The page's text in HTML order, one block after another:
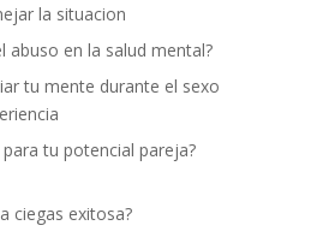
la situacion
abuso en la salud mental?
tu mente durante el sexo
tu potencial pareja?
ciegas exitosa?